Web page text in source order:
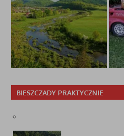
BIESZCZADY PRAKTYCZNIE